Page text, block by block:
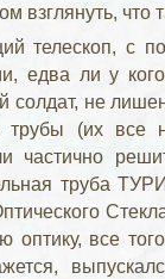
взглянуть, что
телескоп, с
едва ли у
солдат, не
трубы (их все
частично
труба
оптику, все